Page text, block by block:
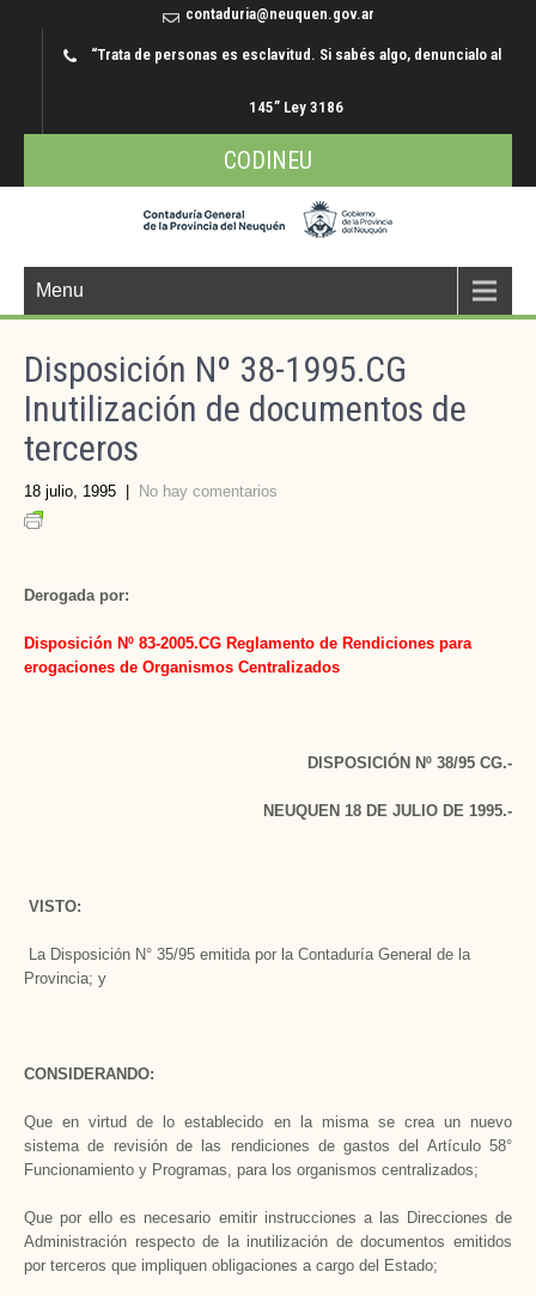
contaduria@neuquen.gov.ar
“Trata de personas es esclavitud. Si sabés algo, denuncialo al
145” Ley 3186
CODINEU
Menu
Disposición Nº 38-1995.CG
Inutilización de documentos de
terceros
18 julio, 1995 No hay comentarios
Derogada por:
Disposición Nº 83-2005.CG Reglamento de Rendiciones para
erogaciones de Organismos Centralizados
DISPOSICIÓN Nº 38/95 CG.-
NEUQUEN 18 DE JULIO DE 1995.-
VISTO:
La Disposición N° 35/95 emitida por la Contaduría General de la
Provincia; y
CONSIDERANDO:
Que en virtud de lo establecido en la misma se crea un nuevo
sistema de revisión de las rendiciones de gastos del Artículo 58°
Funcionamiento y Programas, para los organismos centralizados;
Que por ello es necesario emitir instrucciones a las Direcciones de
Administración respecto de la inutilización de documentos emitidos
por terceros que impliquen obligaciones a cargo del Estado;